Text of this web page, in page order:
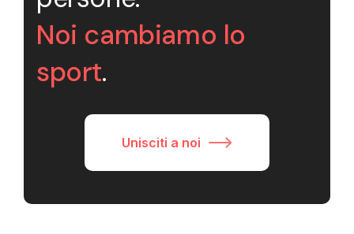
Noi cambiamo lo
sport.
Unisciti a noi